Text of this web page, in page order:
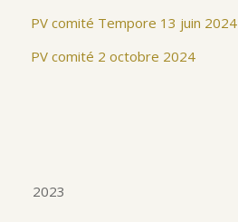
PV comité Tempore 13 juin 2024
PV comité 2 octobre 2024
2023